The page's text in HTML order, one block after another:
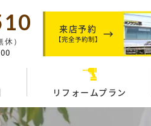
）
来店予約
【完全予約制】
リフォームプラン